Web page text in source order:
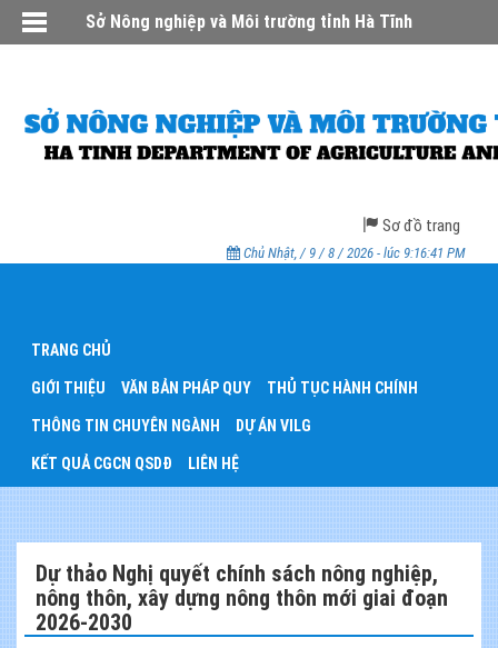
Sở Nông nghiệp và Môi trường tỉnh Hà Tĩnh
Sơ đồ trang
Chủ Nhật, / 9 / 8 / 2026 - lúc 9:16:41 PM
TRANG CHỦ
GIỚI THIỆU VĂN BẢN PHÁP QUY THỦ TỤC HÀNH CHÍNH
THÔNG TIN CHUYÊN NGÀNH DỰ ÁN VILG
KẾT QUẢ CGCN QSDĐ LIÊN HỆ
Dự thảo Nghị quyết chính sách nông nghiệp,
nông thôn, xây dựng nông thôn mới giai đoạn
2026-2030